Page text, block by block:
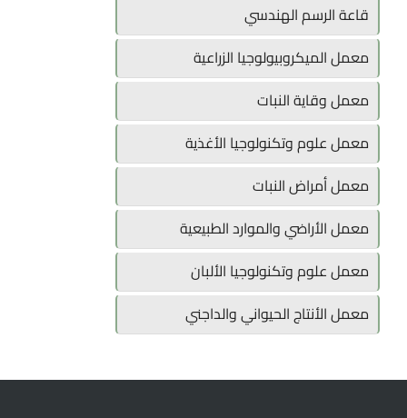
قاعة الرسم الهندسي
معمل الميكروبيولوجيا الزراعية
معمل وقاية النبات
معمل علوم وتكنولوجيا الأغذية
معمل أمراض النبات
معمل الأراضي والموارد الطبيعية
معمل علوم وتكنولوجيا الألبان
معمل الأنتاج الحيواني والداجني